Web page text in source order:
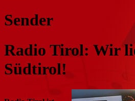
Sender
Radio Tirol: Wir
Südtirol!